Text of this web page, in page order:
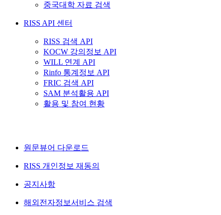
중국대학 자료 검색
RISS API 센터
RISS 검색 API
KOCW 강의정보 API
WILL 연계 API
Rinfo 통계정보 API
FRIC 검색 API
SAM 분석활용 API
활용 및 참여 현황
원문뷰어 다운로드
RISS 개인정보 재동의
공지사항
해외전자정보서비스 검색